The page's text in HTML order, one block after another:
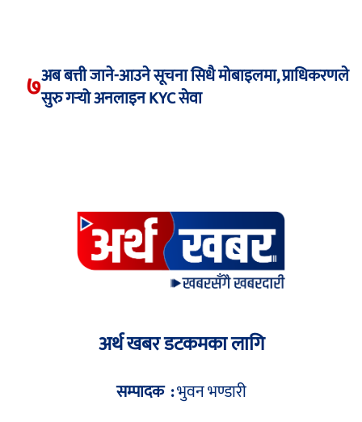
७अब बत्ती जाने-आउने सूचना सिधै मोबाइलमा, प्राधिकरणले
सुरु गर्‍यो अनलाइन KYC सेवा
अर्थ खबर डटकमका लागि
सम्पादक :भुवन भण्डारी